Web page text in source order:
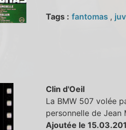
Tags : fantomas ,
Clin d'Oeil
La BMW 507 volée
personnelle de Jean
Ajoutée le